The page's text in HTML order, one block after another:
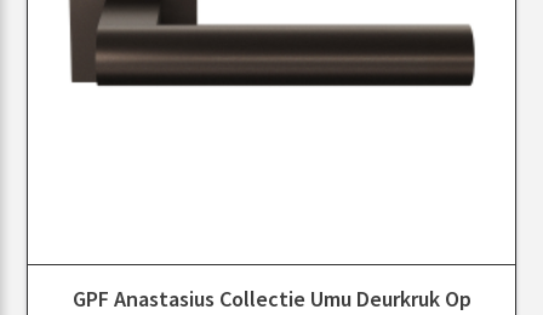
GPF Anastasius Collectie Umu Deurkruk Op